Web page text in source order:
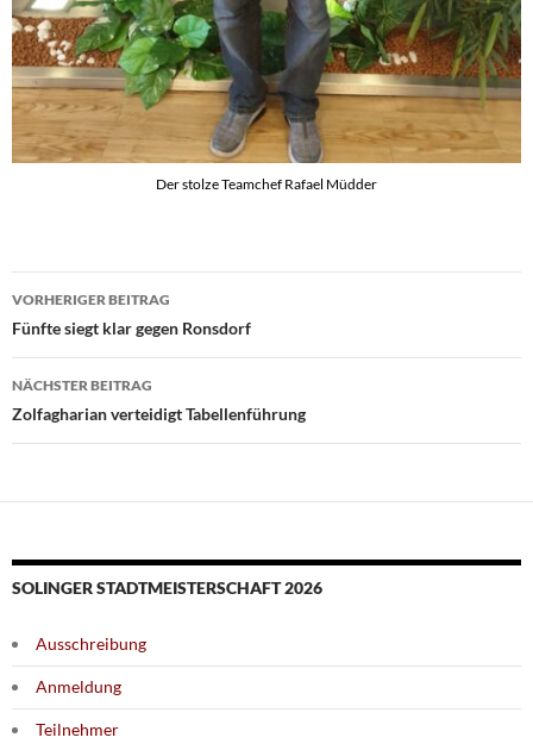
Der stolze Teamchef Rafael Müdder
Beitragsnavigation
VORHERIGER BEITRAG
Fünfte siegt klar gegen Ronsdorf
NÄCHSTER BEITRAG
Zolfagharian verteidigt Tabellenführung
SOLINGER STADTMEISTERSCHAFT 2026
Ausschreibung
Anmeldung
Teilnehmer